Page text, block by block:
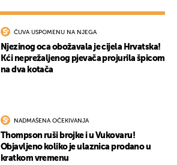
ČUVA USPOMENU NA NJEGA
Njezinog oca obožavala je cijela Hrvatska!
Kći neprežaljenog pjevača projurila špicom
na dva kotača
NADMAŠENA OČEKIVANJA
Thompson ruši brojke i u Vukovaru!
Objavljeno koliko je ulaznica prodano u
kratkom vremenu